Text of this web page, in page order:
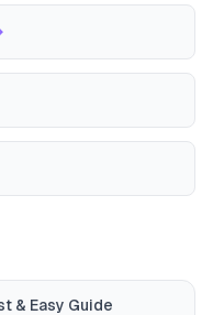
& Easy Guide